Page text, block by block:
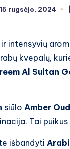
15 rugsėjo, 2024
intensyvių
kvepalų,
Al Sultan
siūlo Amber
Tai
išbandyti